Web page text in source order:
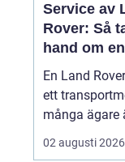
Service av
Rover: Så
hand om
byggd för
uppdrag
En Land
ett
många ägare
arbetsredskap,
fritidsprojekt
02 augusti 2026